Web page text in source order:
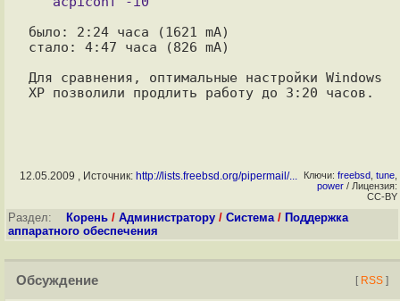
было: 2:24 часа (1621 mA)
стало: 4:47 часа (826 mA)
Для сравнения, оптимальные настройки Windows
12.05.2009 , Источник: http://lists.freebsd.org/pipermail/... Ключи: freebsd tune
power / Лицензия:
CC-BY
Раздел: Корень / Администратору / Система/ Поддержка
аппаратного обеспечения
Обсуждение [ RSS ]